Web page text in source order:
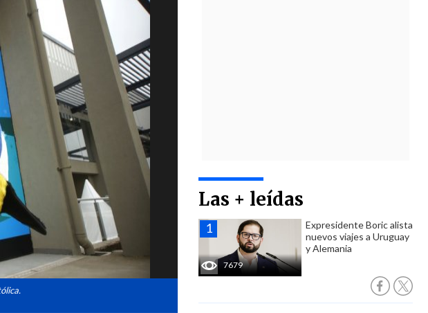
Las + leídas
7679
Expresidente Boric alista
nuevos viajes a Uruguay
y Alemania